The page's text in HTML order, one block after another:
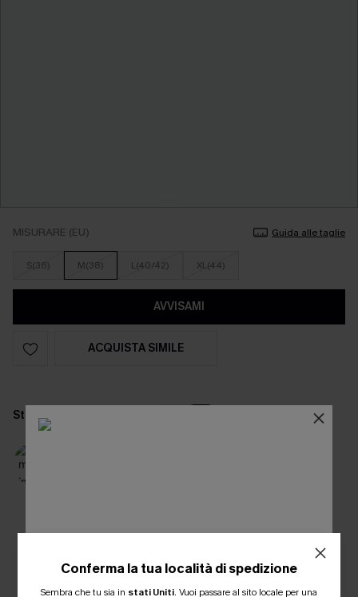
MISURARE (EU) Guida alle taglie
S(36) M(38) L(40/42) XL(44)
AVVISAMI
ACQUISTA SIMILE
Statistiche del modello
Vi piace? Condividetelo!
Conferma la tua località di spedizione
Sembra che tu sia in stati Uniti. Vuoi passare al sito locale per una
ISCRIVITI PER OTTENERE